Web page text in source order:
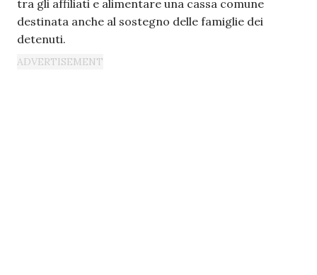
tra gli affiliati e alimentare una cassa comune
destinata anche al sostegno delle famiglie dei
detenuti.